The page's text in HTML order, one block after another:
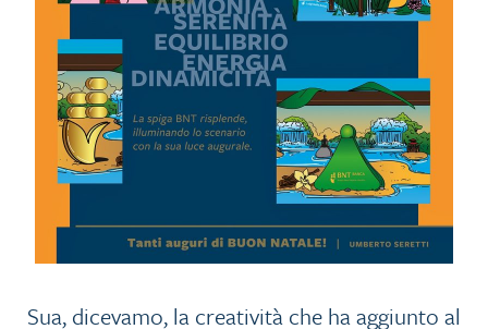
Sua, dicevamo, la creatività che ha aggiunto al